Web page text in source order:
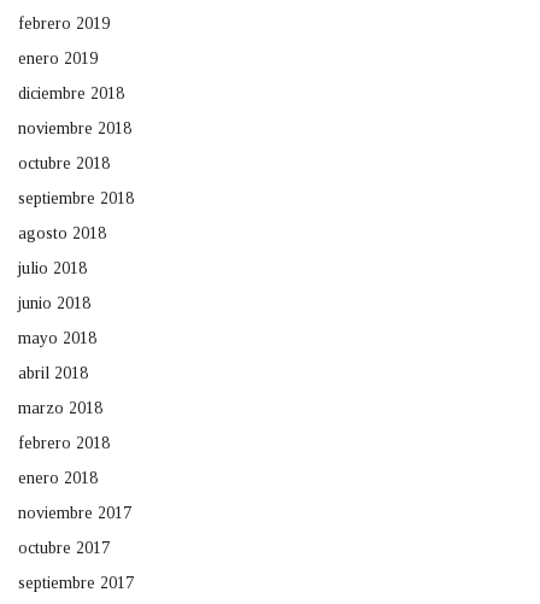
febrero 2019
enero 2019
diciembre 2018
noviembre 2018
octubre 2018
septiembre 2018
agosto 2018
julio 2018
junio 2018
mayo 2018
abril 2018
marzo 2018
febrero 2018
enero 2018
noviembre 2017
octubre 2017
septiembre 2017